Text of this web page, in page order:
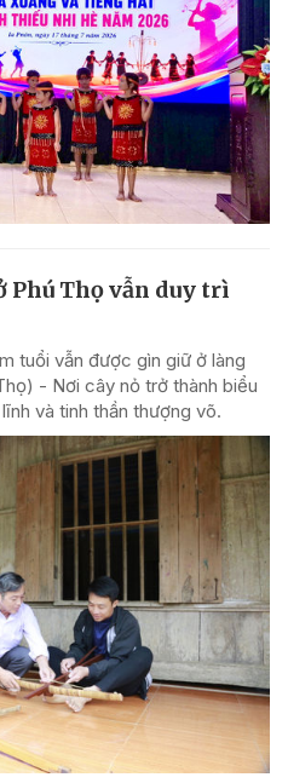
Phú Thọ vẫn duy trì
tuổi vẫn được gìn giữ ở làng
- Nơi cây nỏ trở thành biểu
và tinh thần thượng võ.